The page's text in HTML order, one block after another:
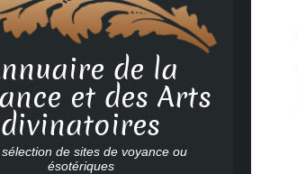
de la
et des Arts
divinatoires
de sites de voyance ou
ésotériques